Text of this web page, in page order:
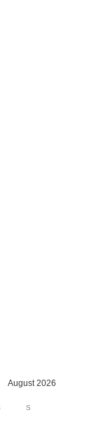
August 2026
S